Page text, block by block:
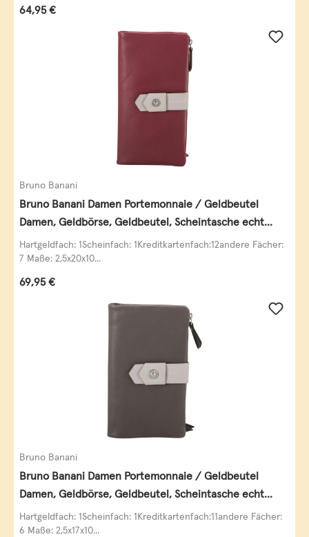
Regulärer Preis:
64,95 €
Bruno Banani
Bruno Banani Damen Portemonnaie / Geldbeutel
Damen, Geldbörse, Geldbeutel, Scheintasche echt
Leder
Hartgeldfach: 1Scheinfach: 1Kreditkartenfach:12andere Fächer:
7 Maße: 2,5x20x10...
Regulärer Preis:
69,95 €
Bruno Banani
Bruno Banani Damen Portemonnaie / Geldbeutel
Damen, Geldbörse, Geldbeutel, Scheintasche echt
Leder
Hartgeldfach: 1Scheinfach: 1Kreditkartenfach:11andere Fächer:
6 Maße: 2,5x17x10...